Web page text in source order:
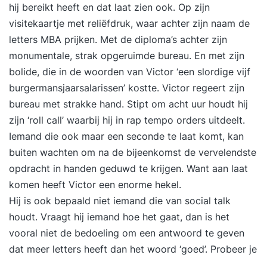
hij bereikt heeft en dat laat zien ook. Op zijn
visitekaartje met reliëfdruk, waar achter zijn naam de
letters MBA prijken. Met de diploma’s achter zijn
monumentale, strak opgeruimde bureau. En met zijn
bolide, die in de woorden van Victor ‘een slordige vijf
burgermansjaarsalarissen’ kostte. Victor regeert zijn
bureau met strakke hand. Stipt om acht uur houdt hij
zijn ‘roll call’ waarbij hij in rap tempo orders uitdeelt.
Iemand die ook maar een seconde te laat komt, kan
buiten wachten om na de bijeenkomst de vervelendste
opdracht in handen geduwd te krijgen. Want aan laat
komen heeft Victor een enorme hekel.
Hij is ook bepaald niet iemand die van social talk
houdt. Vraagt hij iemand hoe het gaat, dan is het
vooral niet de bedoeling om een antwoord te geven
dat meer letters heeft dan het woord ‘goed’. Probeer je